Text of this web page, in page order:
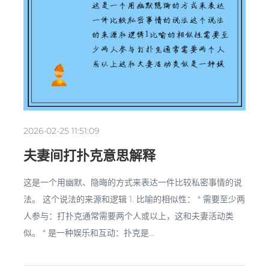
2026-02-25 11:51:09
夫妻间打扑克意思解释
这是一个用幽默、隐晦的方式来表达一件比较私密事情的说
法。 这个说法的来源和逻辑 1. 比喻的相似性： * 需要至少两
人参与：打扑克通常需要两个人或以上，这和夫妻活动类
似。 * 是一种娱乐和互动：扑克是...